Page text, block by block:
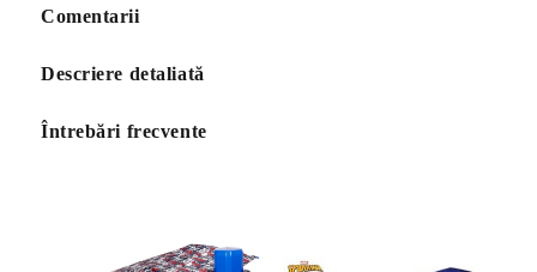
Comentarii
Descriere detaliată
Întrebări frecvente